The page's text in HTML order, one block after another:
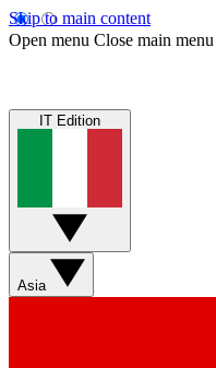
Skip to main content
Open menu Close main menu
IT Edition
Asia